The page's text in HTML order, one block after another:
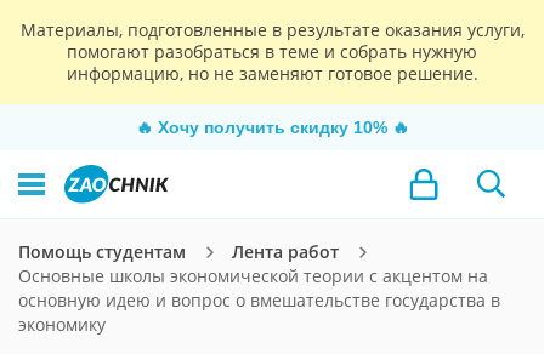
Материалы, подготовленные в результате оказания услуги,
помогают разобраться в теме и собрать нужную
информацию, но не заменяют готовое решение.
🔥 Хочу получить скидку 10% 🔥
Помощь студентам
Лента работ
Основные школы экономической теории с акцентом на
основную идею и вопрос о вмешательстве государства в
экономику